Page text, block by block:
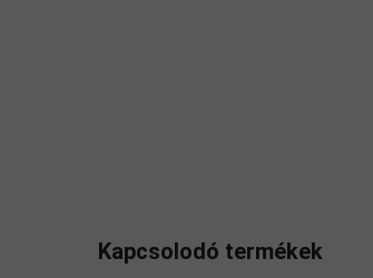
Kapcsolodó termékek